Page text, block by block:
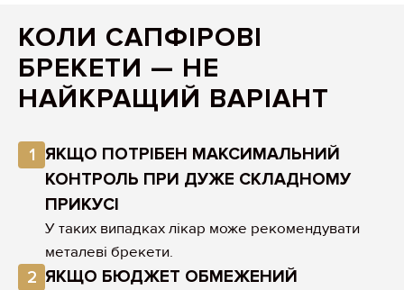
КОЛИ САПФІРОВІ
БРЕКЕТИ — НЕ
НАЙКРАЩИЙ ВАРІАНТ
1 ЯКЩО ПОТРІБЕН МАКСИМАЛЬНИЙ
КОНТРОЛЬ ПРИ ДУЖЕ СКЛАДНОМУ
ПРИКУСІ
У таких випадках лікар може рекомендувати
металеві брекети.
2 ЯКЩО БЮДЖЕТ ОБМЕЖЕНИЙ